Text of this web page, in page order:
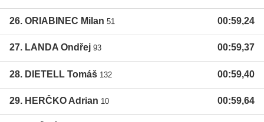
26. ORIABINEC Milan 51 00:59,24
27. LANDA Ondřej 93 00:59,37
28. DIETELL Tomáš 132 00:59,40
29. HERČKO Adrian 10 00:59,64